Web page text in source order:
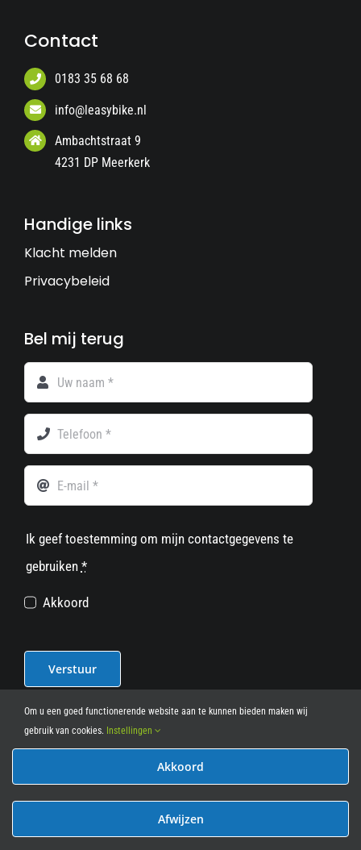
Contact
0183 35 68 68
info@leasybike.nl
Ambachtstraat 9
4231 DP Meerkerk
Handige links
Klacht melden
Privacybeleid
Bel mij terug
Ik geef toestemming om mijn contactgegevens te
gebruiken *
Akkoord
Verstuur
© 2012 - 2026• Leasy Bike • All Rights Reserved • powered
Om u een goed functionerende website aan te kunnen bieden maken wij
gebruik van cookies. Instellingen
Akkoord
Afwijzen